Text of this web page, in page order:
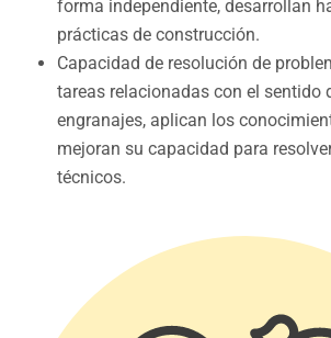
forma independiente, desarrollan
prácticas de construcción.
Capacidad de resolución de
tareas relacionadas con el sentido
engranajes, aplican los
mejoran su capacidad para
técnicos.